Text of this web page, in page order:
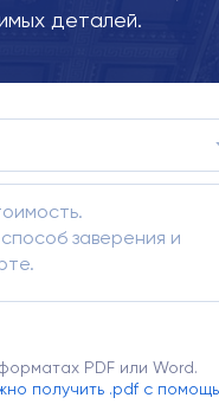
деталей.
PDF или Word.
получить .pdf с